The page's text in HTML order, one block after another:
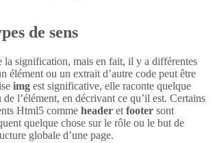
de sens
la signification, mais en fait, il y a différentes
élément ou un extrait d’autre code peut être
img est significative, elle raconte quelque
l’élément, en décrivant ce qu’il est. Certains
Html5 comme header et footer sont
quelque chose sur le rôle ou le but de
globale d’une page.